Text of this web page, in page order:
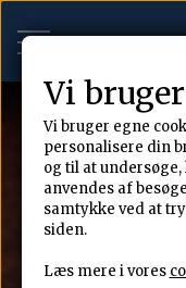
Vi
Vi bruger egne
personalisere din
og til at
anvendes af
samtykke ved at
siden.
Læs mere i vores